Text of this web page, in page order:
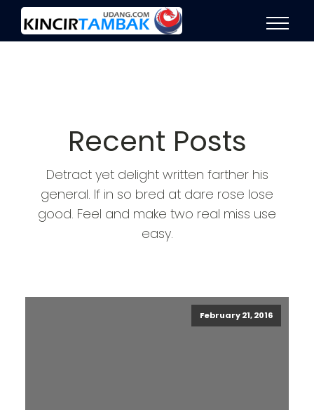
Recent Posts
Detract yet delight written farther his
general. If in so bred at dare rose lose
good. Feel and make two real miss use
easy.
February 21, 2016